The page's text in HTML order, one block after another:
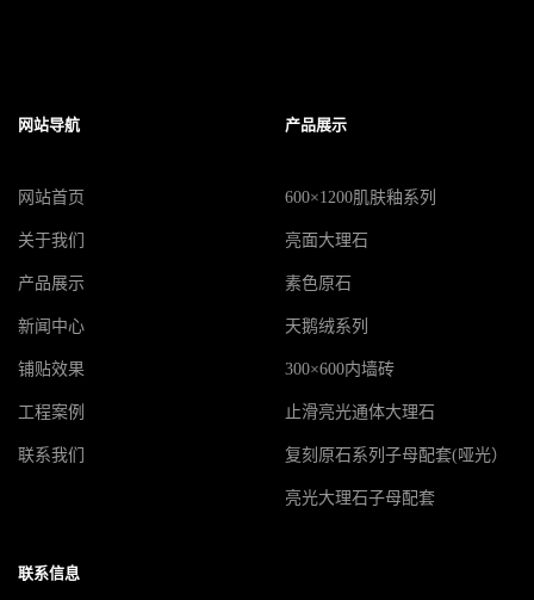
网站导航
网站首页
关于我们
产品展示
新闻中心
铺贴效果
工程案例
联系我们
产品展示
600×1200肌肤釉系列
亮面大理石
素色原石
天鹅绒系列
300×600内墙砖
止滑亮光通体大理石
复刻原石系列子母配套(哑光）
亮光大理石子母配套
联系信息